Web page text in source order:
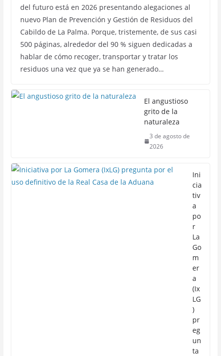
del futuro está en 2026 presentando alegaciones al
nuevo Plan de Prevención y Gestión de Residuos del
Cabildo de La Palma. Porque, tristemente, de sus casi
500 páginas, alrededor del 90 % siguen dedicadas a
hablar de cómo recoger, transportar y tratar los
residuos una vez que ya se han generado…
El angustioso
grito de la
naturaleza
3 de agosto de
2026
Ini
cia
tiv
a
po
r
La
Go
m
er
a
(Ix
LG
)
pr
eg
un
ta